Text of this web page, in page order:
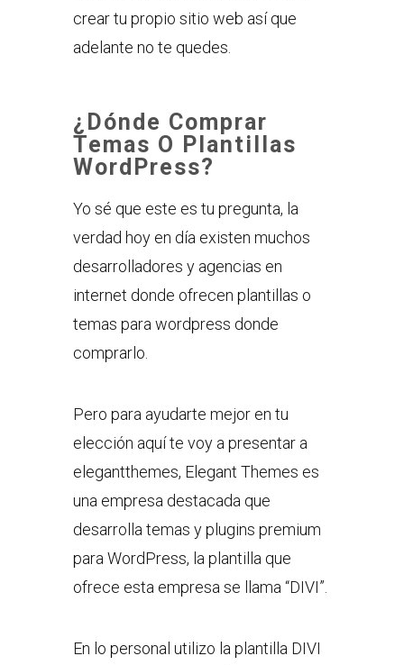
crear tu propio sitio web así que
adelante no te quedes.
¿Dónde Comprar
Temas O Plantillas
WordPress?
Yo sé que este es tu pregunta, la
verdad hoy en día existen muchos
desarrolladores y agencias en
internet donde ofrecen plantillas o
temas para wordpress donde
comprarlo.
Pero para ayudarte mejor en tu
elección aquí te voy a presentar a
elegantthemes, Elegant Themes es
una empresa destacada que
desarrolla temas y plugins premium
para WordPress, la plantilla que
ofrece esta empresa se llama “DIVI”.
En lo personal utilizo la plantilla DIVI